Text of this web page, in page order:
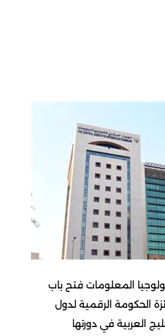
المعلومات فتح باب
الحكومة الرقمية لدول
العربية في دورتها